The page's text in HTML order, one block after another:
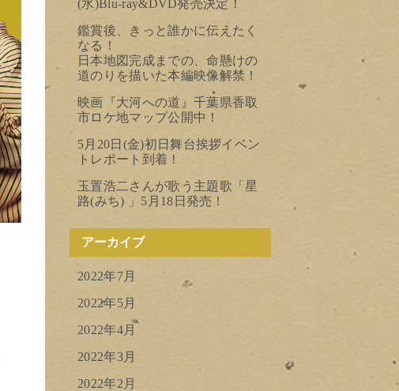
(水)Blu-ray&DVD発売決定！
鑑賞後、きっと誰かに伝えたく
なる！
日本地図完成までの、命懸けの
道のりを描いた本編映像解禁！
映画『大河への道』千葉県香取
市ロケ地マップ公開中！
5月20日(金)初日舞台挨拶イベン
トレポート到着！
玉置浩二さんが歌う主題歌「星
路(みち) 」5月18日発売！
アーカイブ
2022年7月
2022年5月
2022年4月
2022年3月
2022年2月